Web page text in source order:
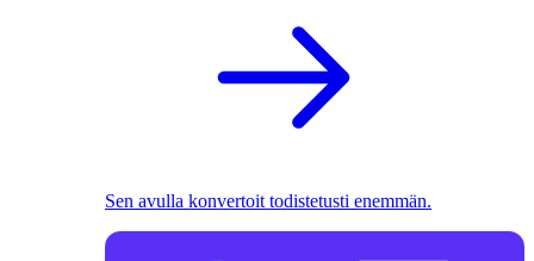
Sen avulla konvertoit todistetusti enemmän.